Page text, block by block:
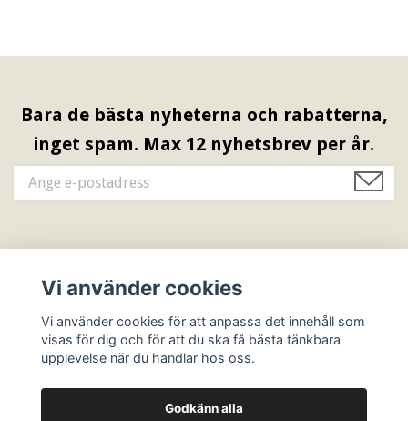
Bara de bästa nyheterna och rabatterna,
inget spam. Max 12 nyhetsbrev per år.
Sociala medier
Vi använder cookies
Vi använder cookies för att anpassa det innehåll som
visas för dig och för att du ska få bästa tänkbara
upplevelse när du handlar hos oss.
Godkänn alla